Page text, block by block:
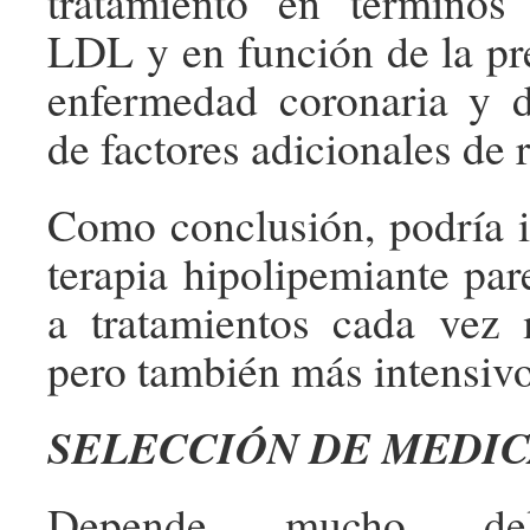
LDL y en función de la
enfermedad coronaria y
de factores adicionales de
Como conclusión, podría
terapia hipolipemiante
a tratamientos cada vez
pero también más
SELECCIÓN DE